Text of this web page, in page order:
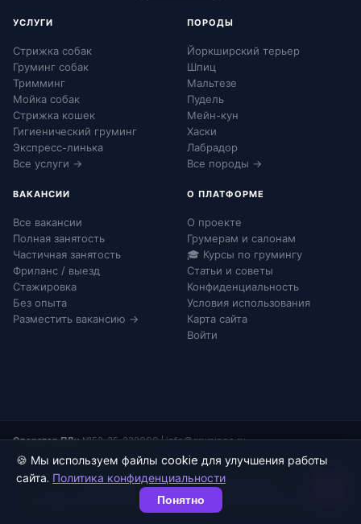
🍪 Мы используем файлы cookie для улучшения работы
сайта. Политика конфиденциальности
Понятно
УСЛУГИ
Стрижка собак
Груминг собак
Тримминг
Мойка собак
Стрижка кошек
Гигиенический груминг
Экспресс-линька
Все услуги →
ПОРОДЫ
Йоркширский терьер
Шпиц
Мальтезе
Пудель
Мейн-кун
Хаски
Лабрадор
Все породы →
ВАКАНСИИ
Все вакансии
Полная занятость
Частичная занятость
Фриланс / выезд
Стажировка
Без опыта
Разместить вакансию →
О ПЛАТФОРМЕ
О проекте
Грумерам и салонам
🎓 Курсы по грумингу
Статьи и советы
Конфиденциальность
Условия использования
Карта сайта
Войти
Оператор ПДн:№52-25-232090|info@grumingo.ru
© 2026 Груминго. Все права защищены.
Согласие на ПДн